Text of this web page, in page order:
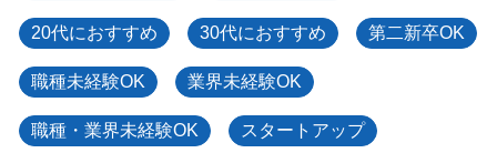
20代におすすめ 30代におすすめ 第二新卒OK
職種未経験OK 業界未経験OK
職種・業界未経験OK スタートアップ